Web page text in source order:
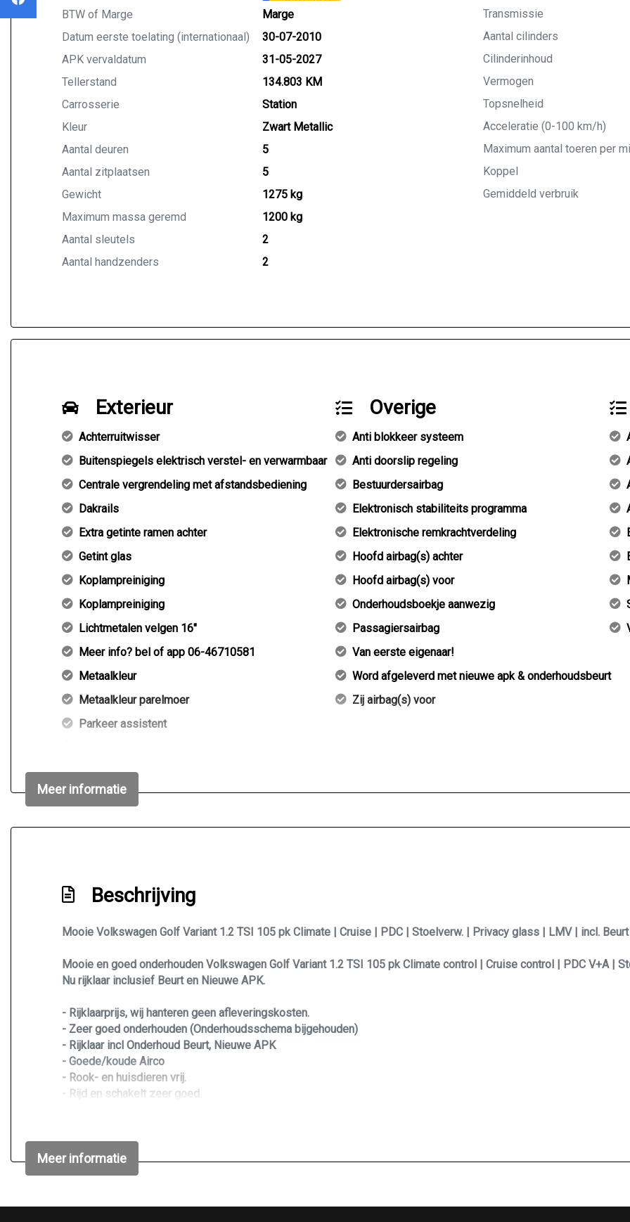
BTW of Marge
Marge
Datum eerste toelating (internationaal)
30-07-2010
APK vervaldatum
31-05-2027
Tellerstand
134.803 KM
Carrosserie
Station
Kleur
Zwart Metallic
Aantal deuren
5
Aantal zitplaatsen
5
Gewicht
1275 kg
Maximum massa geremd
1200 kg
Aantal sleutels
2
Aantal handzenders
2
Transmissie
Aantal cilinders
Cilinderinhoud
Vermogen
Topsnelheid
Acceleratie (0-100 km/h)
Maximum aantal toeren per
Koppel
Gemiddeld verbruik
Exterieur
Achterruitwisser
Buitenspiegels elektrisch verstel- en verwarmbaar
Centrale vergrendeling met afstandsbediening
Dakrails
Extra getinte ramen achter
Getint glas
Koplampreiniging
Koplampreiniging
Lichtmetalen velgen 16"
Meer info? bel of app 06-46710581
Metaalkleur
Metaalkleur parelmoer
Parkeer assistent
Ruitensproeiers/wisserbladen verwarmbaar
Overige
Anti blokkeer systeem
Anti doorslip regeling
Bestuurdersairbag
Elektronisch stabiliteits programma
Elektronische remkrachtverdeling
Hoofd airbag(s) achter
Hoofd airbag(s) voor
Onderhoudsboekje aanwezig
Passagiersairbag
Van eerste eigenaar!
Word afgeleverd met nieuwe apk & onderhoudsbeurt
Zij airbag(s) voor
Meer informatie
Beschrijving
Mooie Volkswagen Golf Variant 1.2 TSI 105 pk Climate | Cruise | PDC | Stoelverw. | Privacy glass | LMV | incl.
Mooie en goed onderhouden Volkswagen Golf Variant 1.2 TSI 105 pk Climate control | Cruise control | PDC V+A |
Nu rijklaar inclusief Beurt en Nieuwe APK.
- Rijklaarprijs, wij hanteren geen afleveringskosten.
- Zeer goed onderhouden (Onderhoudsschema bijgehouden)
- Rijklaar incl Onderhoud Beurt, Nieuwe APK
- Goede/koude Airco
- Rook- en huisdieren vrij.
- Rijd en schakelt zeer goed.
MEER INFO? OF EEN BEZICHTIGING EN PROEFRIT?
BEL / APP of MAIL mij. Mob. 06-46710581 / Mail info@vdvcars.nl
Meer informatie